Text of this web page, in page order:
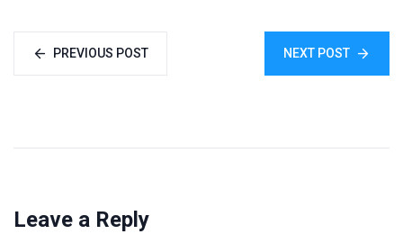
PREVIOUS POST NEXT POST
Leave a Reply